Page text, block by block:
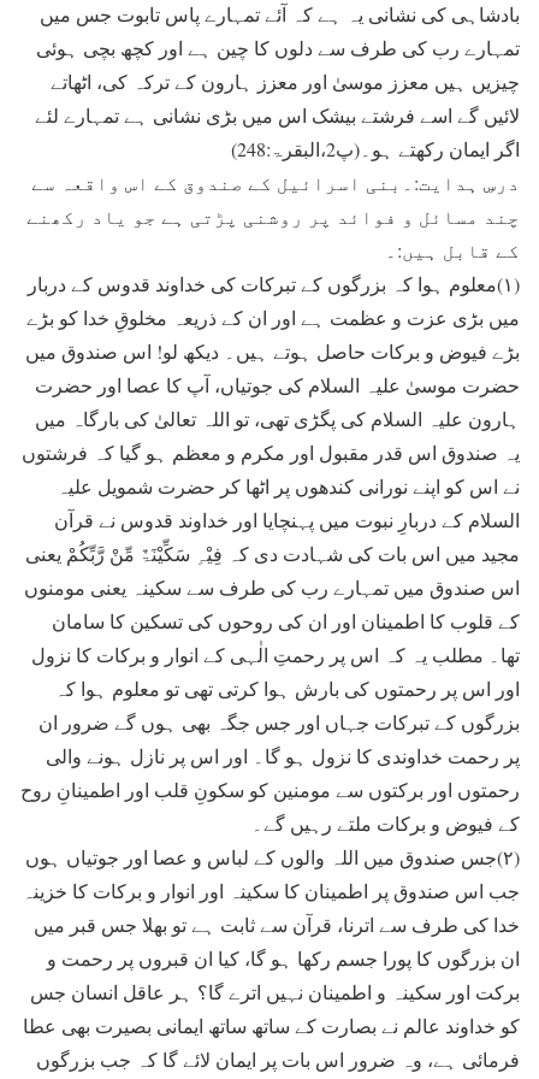
بادشاہی کی نشانی یہ ہے کہ آئے تمہارے پاس تابوت جس میں
تمہارے رب کی طرف سے دلوں کا چین ہے اور کچھ بچی ہوئی
چیزیں ہیں معزز موسیٰ اور معزز ہارون کے ترکہ کی، اٹھاتے
لائیں گے اسے فرشتے بیشک اس میں بڑی نشانی ہے تمہارے لئے
اگر ایمان رکھتے ہو۔(پ2،البقرۃ:248)
درسِ ہدایت:۔بنی اسرائیل کے صندوق کے اس واقعہ سے
چند مسائل و فوائد پر روشنی پڑتی ہے جو یاد رکھنے
کے قابل ہیں:۔
(۱)معلوم ہوا کہ بزرگوں کے تبرکات کی خداوند قدوس کے دربار
میں بڑی عزت و عظمت ہے اور ان کے ذریعہ مخلوقِ خدا کو بڑے
بڑے فیوض و برکات حاصل ہوتے ہیں۔ دیکھ لو! اس صندوق میں
حضرت موسیٰ علیہ السلام کی جوتیاں، آپ کا عصا اور حضرت
ہارون علیہ السلام کی پگڑی تھی، تو اللہ تعالیٰ کی بارگاہ میں
یہ صندوق اس قدر مقبول اور مکرم و معظم ہو گیا کہ فرشتوں
نے اس کو اپنے نورانی کندھوں پر اٹھا کر حضرت شمویل علیہ
السلام کے دربارِ نبوت میں پہنچایا اور خداوند قدوس نے قرآن
مجید میں اس بات کی شہادت دی کہ فِیْہِ سَکِّیْنَۃٌ مِّنْ رَّبِّکُمْ یعنی
اس صندوق میں تمہارے رب کی طرف سے سکینہ یعنی مومنوں
کے قلوب کا اطمینان اور ان کی روحوں کی تسکین کا سامان
تھا۔ مطلب یہ کہ اس پر رحمتِ الٰہی کے انوار و برکات کا نزول
اور اس پر رحمتوں کی بارش ہوا کرتی تھی تو معلوم ہوا کہ
بزرگوں کے تبرکات جہاں اور جس جگہ بھی ہوں گے ضرور ان
پر رحمت خداوندی کا نزول ہو گا۔ اور اس پر نازل ہونے والی
رحمتوں اور برکتوں سے مومنین کو سکونِ قلب اور اطمینانِ روح
کے فیوض و برکات ملتے رہیں گے۔
(۲)جس صندوق میں اللہ والوں کے لباس و عصا اور جوتیاں ہوں
جب اس صندوق پر اطمینان کا سکینہ اور انوار و برکات کا خزینہ
خدا کی طرف سے اترنا، قرآن سے ثابت ہے تو بھلا جس قبر میں
ان بزرگوں کا پورا جسم رکھا ہو گا، کیا ان قبروں پر رحمت و
برکت اور سکینہ و اطمینان نہیں اترے گا؟ ہر عاقل انسان جس
کو خداوند عالم نے بصارت کے ساتھ ساتھ ایمانی بصیرت بھی عطا
فرمائی ہے، وہ ضرور اس بات پر ایمان لائے گا کہ جب بزرگوں